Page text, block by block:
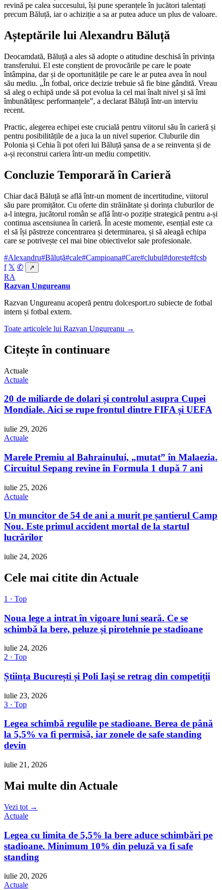
revină pe calea succesului, își pune speranțele în jucători talentați
precum Băluță, iar o achiziție a sa ar putea aduce un plus de valoare.
Așteptările lui Alexandru Băluță
Deocamdată, Băluță a ales să adopte o atitudine deschisă în privința
transferului. El este conștient de provocările pe care le poate
întâmpina, dar și de oportunitățile pe care le ar putea avea în noul
său mediu. „În fotbal, orice decizie trebuie să fie bine gândită. Vreau
să aleg o echipă unde să pot evolua la cel mai înalt nivel și să îmi
îmbunătățesc performanțele”, a declarat Băluță într-un interviu
recent.
Practic, alegerea echipei este crucială pentru viitorul său în carieră și
pentru posibilitățile de a juca la un nivel superior. Cluburile din
Polonia și Cehia îi pot oferi lui Băluță șansa de a se reinventa și de
a-și reconstrui cariera într-un mediu competitiv.
Concluzie Temporară în Carieră
Chiar dacă Băluță se află într-un moment de incertitudine, viitorul
său pare promițător. Cu oferte din străinătate și dorința cluburilor de
a-l integra, jucătorul român se află într-o poziție strategică pentru a-și
continua ascensiunea în carieră. În aceste momente, esențial este ca
el să își păstreze concentrarea și determinarea, și să aleagă echipa
care se potrivește cel mai bine obiectivelor sale profesionale.
#Alexandru#Băluță#cale#Campioana#Care#clubul#dorește#fcsb
f 𝕏 ✆ ↗
RA
Razvan Ungureanu
Razvan Ungureanu acoperă pentru dolcesport.ro subiecte de fotbal
intern și fotbal extern.
Toate articolele lui Razvan Ungureanu →
Citește în continuare
Actuale
Actuale
20 de miliarde de dolari și controlul asupra Cupei
Mondiale. Aici se rupe frontul dintre FIFA și UEFA
iulie 29, 2026
Actuale
Marele Premiu al Bahrainului, „mutat” în Malaezia.
Circuitul Sepang revine în Formula 1 după 7 ani
iulie 25, 2026
Actuale
Un muncitor de 54 de ani a murit pe șantierul Camp
Nou. Este primul accident mortal de la startul
lucrărilor
iulie 24, 2026
Cele mai citite din Actuale
1 · Top
Noua lege a intrat în vigoare luni seară. Ce se
schimbă la bere, peluze și pirotehnie pe stadioane
iulie 24, 2026
2 · Top
Știința București și Poli Iași se retrag din competiții
iulie 23, 2026
3 · Top
Legea schimbă regulile pe stadioane. Berea de până
la 5,5% va fi permisă, iar zonele de safe standing
devin
iulie 21, 2026
Mai multe din Actuale
Vezi tot →
Actuale
Legea cu limita de 5,5% la bere aduce schimbări pe
stadioane. Minimum 10% din peluză va fi safe
standing
iulie 20, 2026
Actuale